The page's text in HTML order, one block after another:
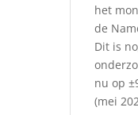
het
de
Dit is
nu op
(mei